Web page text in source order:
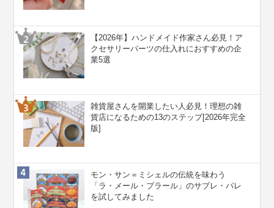
【2026年】ハンドメイド作家さん必見！ア
クセサリーパーツの仕入れにおすすめの企
業5選
雑貨屋さんを開業したい人必見！理想の雑
貨店になるための13のステップ[2026年完全
版]
モン・サン＝ミシェルの伝統を味わう
「ラ・メール・プラール」のサブレ・パレ
を試してみました